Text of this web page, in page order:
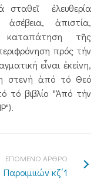
σταθεῖ ἐλευθερία
ἀπιστία,
καταπάτηση τῆς
πρός τήν
εἶναι ἐκείνη,
στενή ἀπό τό Θεό
τό βιβλίο "Ἀπό τήν
ΕΠΟΜΕΝΟ ΑΡΘΡΟ
Παροιμιιών κζ΄1